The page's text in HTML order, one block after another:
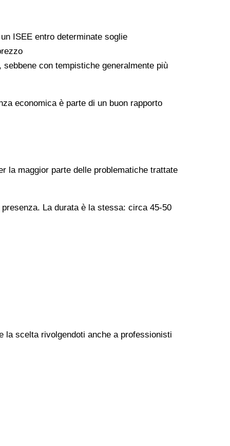
ISEE entro determinate soglie
con tempistiche generalmente più
economica è parte di un buon rapporto
la maggior parte delle problematiche trattate
La durata è la stessa: circa 45-50
la scelta rivolgendoti anche a professionisti